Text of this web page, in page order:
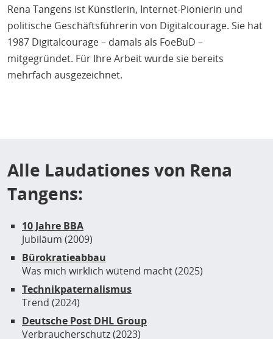
Rena Tangens ist Künstlerin, Internet-Pionierin und
politische Geschäftsführerin von Digitalcourage. Sie hat
1987 Digitalcourage – damals als FoeBuD –
mitgegründet. Für Ihre Arbeit wurde sie bereits
mehrfach ausgezeichnet.
Alle Laudationes von Rena
Tangens:
10 Jahre BBA
Jubiläum (2009)
Bürokratieabbau
Was mich wirklich wütend macht (2025)
Technikpaternalismus
Trend (2024)
Deutsche Post DHL Group
Verbraucherschutz (2023)